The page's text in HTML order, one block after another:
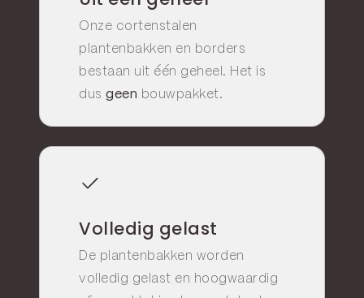
Onze cortenstalen
plantenbakken en borders
bestaan uit één geheel. Het is
dus geen bouwpakket.
Volledig gelast
De plantenbakken worden
volledig gelast en hoogwaardig